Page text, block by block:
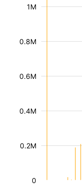
0.2M
0.4M
0.6M
0.8M
1M
0